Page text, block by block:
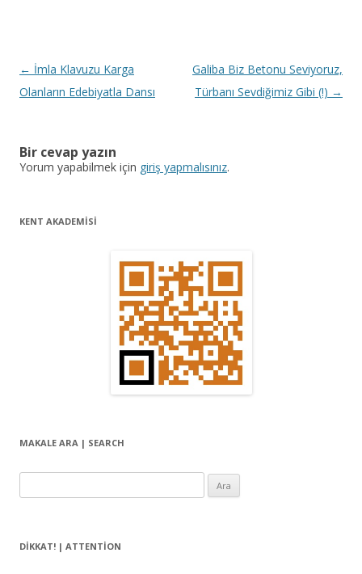
Y
a
d
a
← İmla Klavuzu Karga
Olanların Edebiyatla Dansı
Galiba Biz Betonu Seviyoruz,
Türbanı Sevdiğimiz Gibi (!) →
Bir cevap yazın
Yorum yapabilmek için giriş yapmalısınız.
KENT AKADEMİSİ
MAKALE ARA | SEARCH
DIKKAT! | ATTENTION